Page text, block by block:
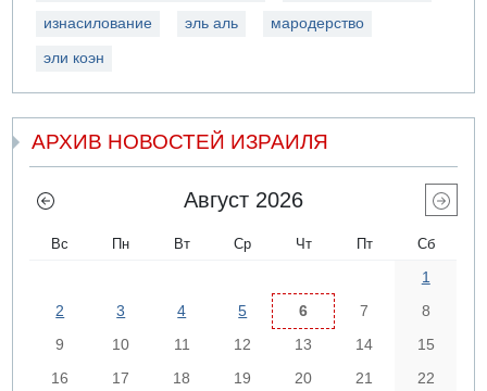
изнасилование эль аль мародерство
эли коэн
АРХИВ НОВОСТЕЙ ИЗРАИЛЯ
Август 2026
Вс Пн Вт Ср Чт Пт Сб
1
2
3 4 5 6 7
8
9
10 11 12 13 14
15
16
17 18 19 20 21
22